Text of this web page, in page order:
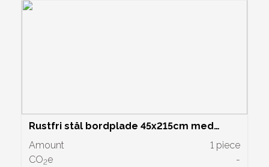
Rustfri stål bordplade 45x215cm med
håndvask og blandingsbatteri. Pris kr. 2150
Amount
1 piece
CO2e
-